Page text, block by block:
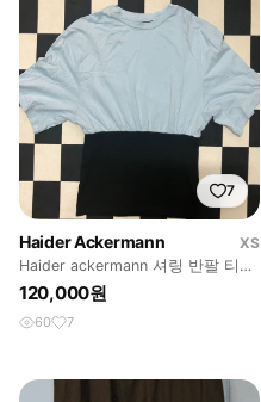
7
Haider Ackermann
XS
Haider ackermann 셔링 반팔 티셔
츠
120,000원
60 7